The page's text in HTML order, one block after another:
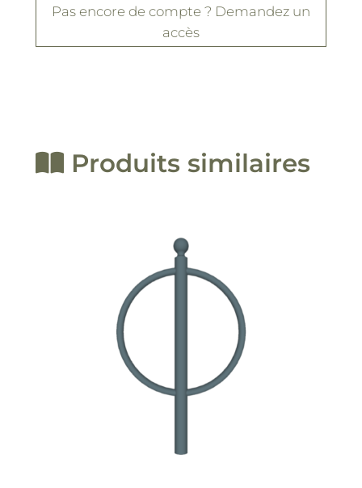
Pas encore de compte ? Demandez un
accès
Produits similaires